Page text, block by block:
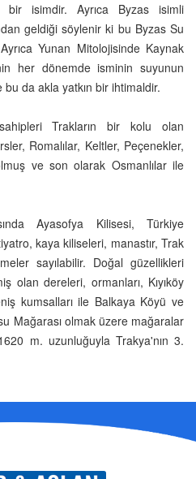
bir isimdir. Ayrıca Byzas isimli
geldiği söylenir ki bu Byzas Su
Yunan Mitolojisinde Kaynak
her dönemde isminin suyunun
bu da akla yatkın bir ihtimaldir.
Trakların bir kolu olan
Romalılar, Keltler, Peçenekler,
ve son olarak Osmanlılar ile
Ayasofya Kilisesi, Türkiye
kaya kiliseleri, manastır, Trak
sayılabilir. Doğal güzellikleri
olan dereleri, ormanları, Kıyıköy
kumsalları ile Balkaya Köyü ve
Mağarası olmak üzere mağaralar
m. uzunluğuyla Trakya'nın 3.